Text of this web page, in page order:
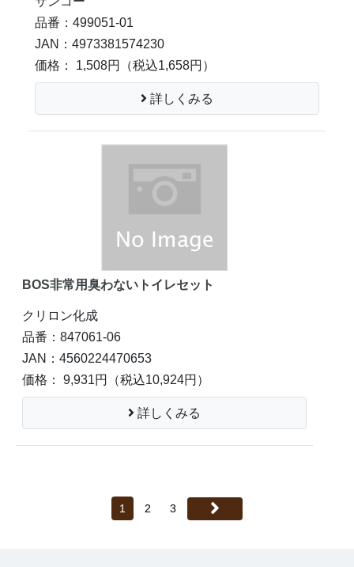
品番：499051-01
JAN：4973381574230
価格： 1,508円
（税込1,658円）
詳しくみる
BOS非常用臭わないトイレセット
クリロン化成
品番：847061-06
JAN：4560224470653
価格： 9,931円
（税込10,924円）
詳しくみる
1 2 3